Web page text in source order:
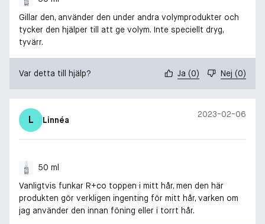
Gillar den, använder den under andra volymprodukter och
tycker den hjälper till att ge volym. Inte speciellt dryg,
tyvärr.
Var detta till hjälp? Ja (0) Nej (0)
L Linnéa
2023-02-06
50 ml
Vanligtvis funkar R+co toppen i mitt hår, men den här
produkten gör verkligen ingenting för mitt hår, varken om
jag använder den innan föning eller i torrt hår.